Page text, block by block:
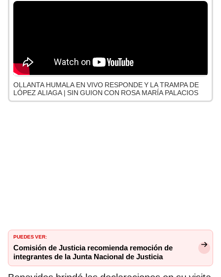
OLLANTA HUMALA EN VIVO RESPONDE Y LA TRAMPA DE
LÓPEZ ALIAGA | SIN GUION CON ROSA MARÍA PALACIOS
PUEDES VER:
Comisión de Justicia recomienda remoción de
integrantes de la Junta Nacional de Justicia